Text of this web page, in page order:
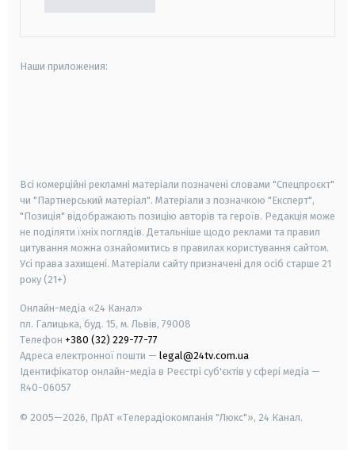
Наши приложения:
Всі комерційні рекламні матеріали позначені словами "Спецпроєкт"
чи "Партнерський матеріал". Матеріали з позначкою "Експерт",
"Позиція" відображають позицію авторів та героїв. Редакція може
не поділяти їхніх поглядів. Детальніше щодо реклами та правил
цитування можна ознайомитись в правилах користування сайтом.
Усі права захищені. Матеріали сайту призначені для осіб старше 21
року (21+)
Онлайн-медіа «24 Канал»
пл. Галицька, буд. 15, м. Львів, 79008
Телефон +380 (32) 229-77-77
Адреса електронної пошти — legal@24tv.com.ua
Ідентифікатор онлайн-медіа в Реєстрі суб'єктів у сфері медіа —
R40-06057
© 2005—2026, ПрАТ «Телерадіокомпанія "Люкс"», 24 Канал.